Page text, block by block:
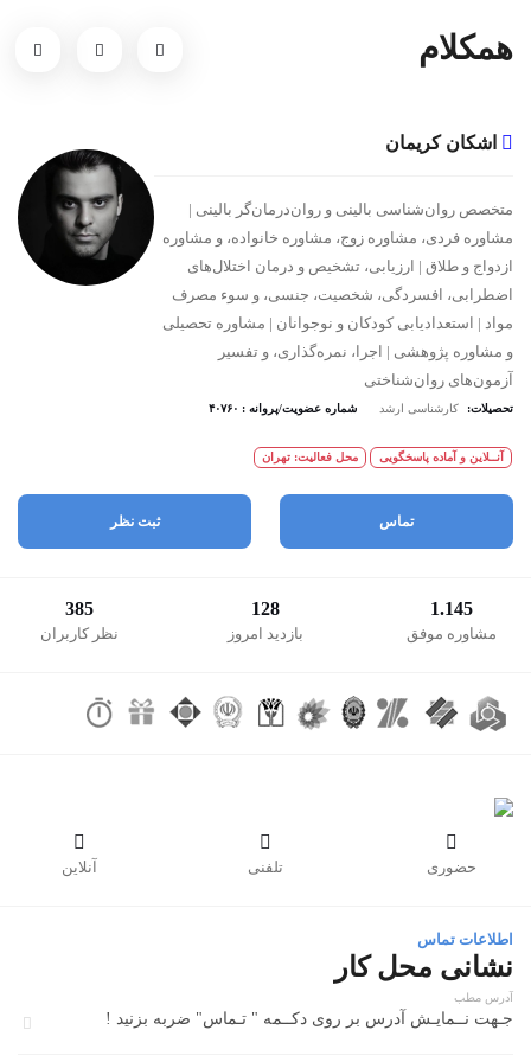
همکلام
اشکان کریمان
متخصص روان‌شناسی بالینی و روان‌درمان‌گر بالینی |
مشاوره فردی، مشاوره زوج، مشاوره خانواده، و مشاوره
ازدواج و طلاق | ارزیابی، تشخیص و درمان‌ اختلال‌های
اضطرابی، افسردگی، شخصیت، جنسی، و سوء مصرف‌
مواد | استعدادیابی کودکان و نوجوانان | مشاوره تحصیلی
و مشاوره پژوهشی | اجرا، نمره‌گذاری، و تفسیر
آزمون‌های روان‌شناختی
تحصیلات: کارشناسی ارشد شماره عضویت/پروانه : ۴۰۷۶۰
آنــلاین و آماده پاسخگویی محل فعالیت: تهران
تماس ثبت نظر
1.145
مشاوره موفق
128
بازدید امروز
385
نظر کاربران

حضوری

تلفنی

آنلاین
اطلاعات تماس
نشانی محل کار
آدرس مطب
جـهت نــمایـش آدرس بر روی دکــمه " تـماس" ضربه بزنید !